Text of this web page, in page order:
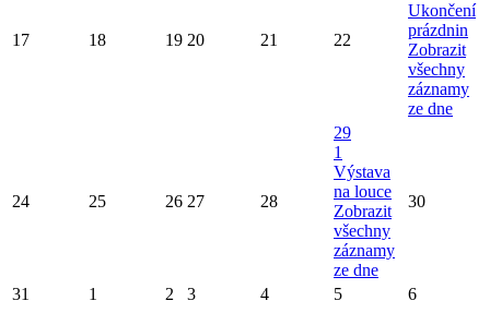
17 18 19 20 21 22
Ukončení
prázdnin
Zobrazit
všechny
záznamy
ze dne
24 25 26 27 28
29
1
Výstava
na louce
Zobrazit
všechny
záznamy
ze dne
30
31 1 2 3 4 5 6